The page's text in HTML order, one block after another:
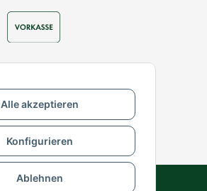
Alle akzeptieren
Konfigurieren
Ablehnen